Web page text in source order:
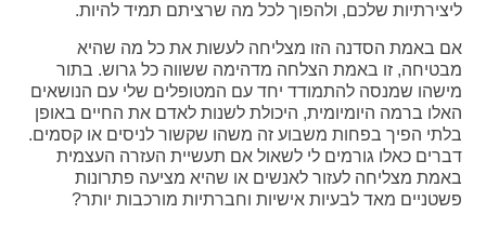
ליצירתיות שלכם, ולהפוך לכל מה שרציתם תמיד להיות.
אם באמת הסדנה הזו מצליחה לעשות את כל מה שהיא
מבטיחה, זו באמת הצלחה מדהימה ששווה כל גרוש. בתור
מישהו שמנסה להתמודד יחד עם המטופלים שלי עם הנושאים
האלו ברמה היומיומית, היכולת לשנות לאדם את החיים באופן
בלתי הפיך בפחות משבוע זה משהו שקשור לניסים או קסמים.
דברים כאלו גורמים לי לשאול אם תעשיית העזרה העצמית
באמת מצליחה לעזור לאנשים או שהיא מציעה פתרונות
פשטניים מאד לבעיות אישיות וחברתיות מורכבות יותר?